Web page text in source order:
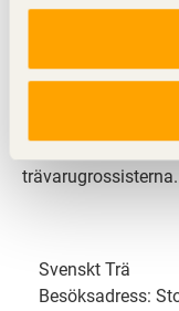
Svenskt Trä
och är en del av
svensk limträ-, KL-
trävarugrossisterna.
Svenskt Trä
Besöksadress: